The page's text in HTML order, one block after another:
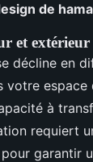
de
et extérieur
décline en
votre espace
à
requiert
garantir